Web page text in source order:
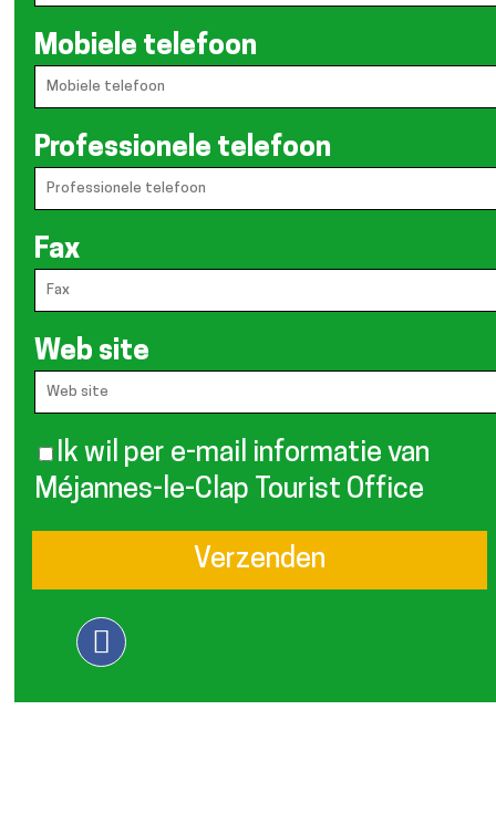
Mobiele telefoon
Professionele telefoon
Fax
Web site
Ik wil per e-mail informatie van
Méjannes-le-Clap Tourist Office